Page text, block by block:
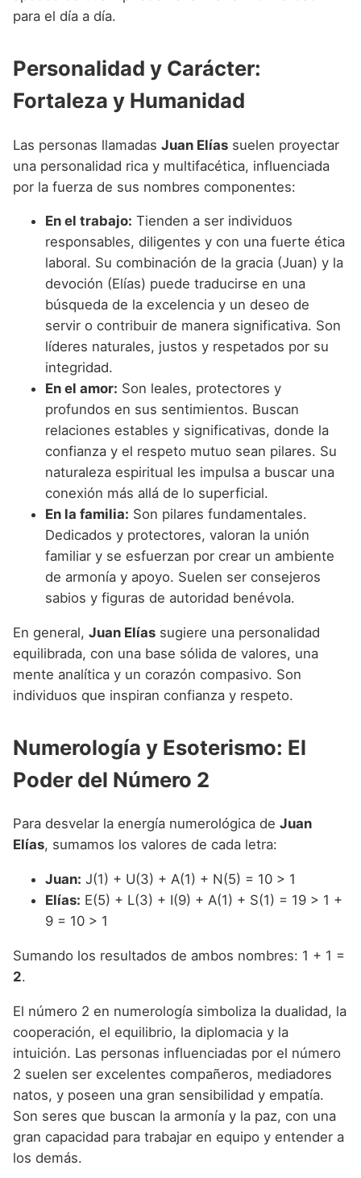
para el día a día.
Personalidad y Carácter:
Fortaleza y Humanidad
Las personas llamadas Juan Elías suelen proyectar
una personalidad rica y multifacética, influenciada
por la fuerza de sus nombres componentes:
En el trabajo: Tienden a ser individuos
responsables, diligentes y con una fuerte ética
laboral. Su combinación de la gracia (Juan) y la
devoción (Elías) puede traducirse en una
búsqueda de la excelencia y un deseo de
servir o contribuir de manera significativa. Son
líderes naturales, justos y respetados por su
integridad.
En el amor: Son leales, protectores y
profundos en sus sentimientos. Buscan
relaciones estables y significativas, donde la
confianza y el respeto mutuo sean pilares. Su
naturaleza espiritual les impulsa a buscar una
conexión más allá de lo superficial.
En la familia: Son pilares fundamentales.
Dedicados y protectores, valoran la unión
familiar y se esfuerzan por crear un ambiente
de armonía y apoyo. Suelen ser consejeros
sabios y figuras de autoridad benévola.
En general, Juan Elías sugiere una personalidad
equilibrada, con una base sólida de valores, una
mente analítica y un corazón compasivo. Son
individuos que inspiran confianza y respeto.
Numerología y Esoterismo: El
Poder del Número 2
Para desvelar la energía numerológica de Juan
Elías, sumamos los valores de cada letra:
Juan: J(1) + U(3) + A(1) + N(5) = 10 > 1
Elías: E(5) + L(3) + I(9) + A(1) + S(1) = 19 > 1 +
9 = 10 > 1
Sumando los resultados de ambos nombres: 1 + 1 =
2.
El número 2 en numerología simboliza la dualidad, la
cooperación, el equilibrio, la diplomacia y la
intuición. Las personas influenciadas por el número
2 suelen ser excelentes compañeros, mediadores
natos, y poseen una gran sensibilidad y empatía.
Son seres que buscan la armonía y la paz, con una
gran capacidad para trabajar en equipo y entender a
los demás.